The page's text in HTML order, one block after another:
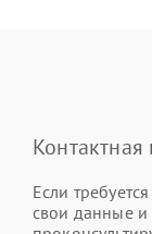
Если
свои данные и